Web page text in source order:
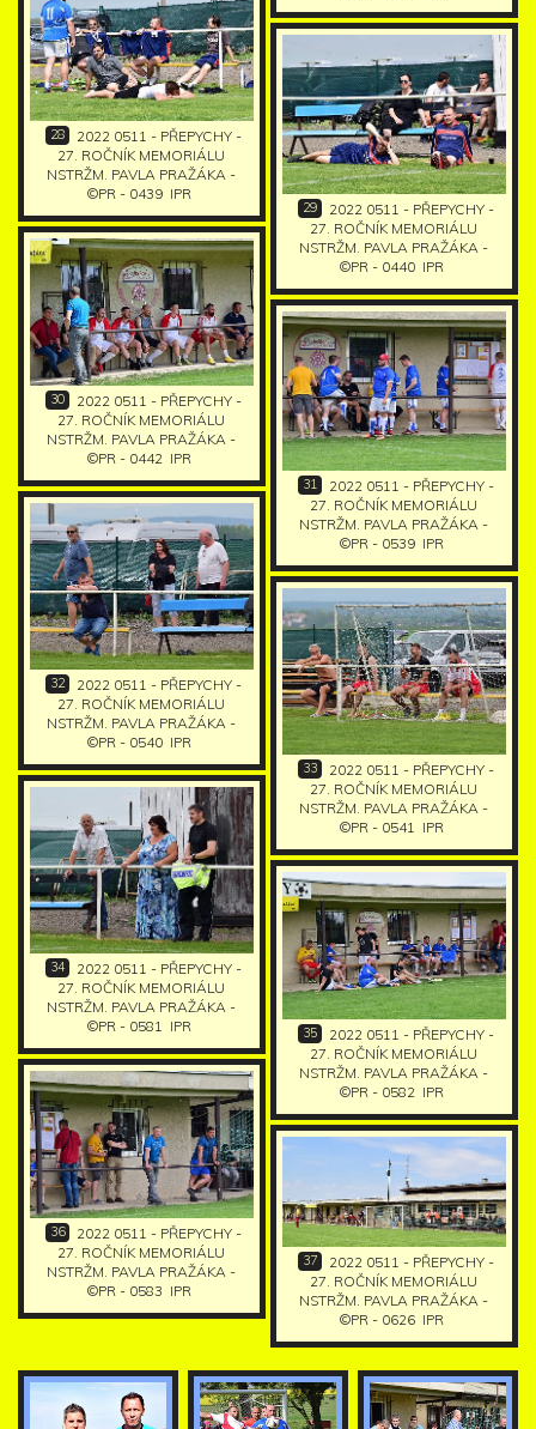
28
2022 0511 - PŘEPYCHY -
27. ROČNÍK MEMORIÁLU
NSTRŽM. PAVLA PRAŽÁKA -
©PR - 0439 IPR
29
2022 0511 - PŘEPYCHY -
27. ROČNÍK MEMORIÁLU
NSTRŽM. PAVLA PRAŽÁKA -
©PR - 0440 IPR
30
2022 0511 - PŘEPYCHY -
27. ROČNÍK MEMORIÁLU
NSTRŽM. PAVLA PRAŽÁKA -
©PR - 0442 IPR
31
2022 0511 - PŘEPYCHY -
27. ROČNÍK MEMORIÁLU
NSTRŽM. PAVLA PRAŽÁKA -
©PR - 0539 IPR
32
2022 0511 - PŘEPYCHY -
27. ROČNÍK MEMORIÁLU
NSTRŽM. PAVLA PRAŽÁKA -
©PR - 0540 IPR
33
2022 0511 - PŘEPYCHY -
27. ROČNÍK MEMORIÁLU
NSTRŽM. PAVLA PRAŽÁKA -
©PR - 0541 IPR
34
2022 0511 - PŘEPYCHY -
27. ROČNÍK MEMORIÁLU
NSTRŽM. PAVLA PRAŽÁKA -
©PR - 0581 IPR 35
2022 0511 - PŘEPYCHY -
27. ROČNÍK MEMORIÁLU
NSTRŽM. PAVLA PRAŽÁKA -
©PR - 0582 IPR
36
2022 0511 - PŘEPYCHY -
27. ROČNÍK MEMORIÁLU
NSTRŽM. PAVLA PRAŽÁKA -
©PR - 0583 IPR
37
2022 0511 - PŘEPYCHY -
27. ROČNÍK MEMORIÁLU
NSTRŽM. PAVLA PRAŽÁKA -
©PR - 0626 IPR